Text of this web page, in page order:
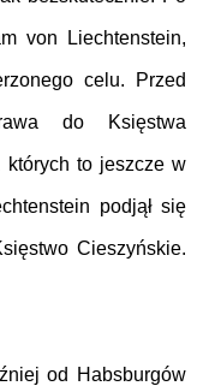
von Liechtenstein,
celu. Przed
do Księstwa
których to jeszcze w
podjął się
Cieszyńskie.
od Habsburgów